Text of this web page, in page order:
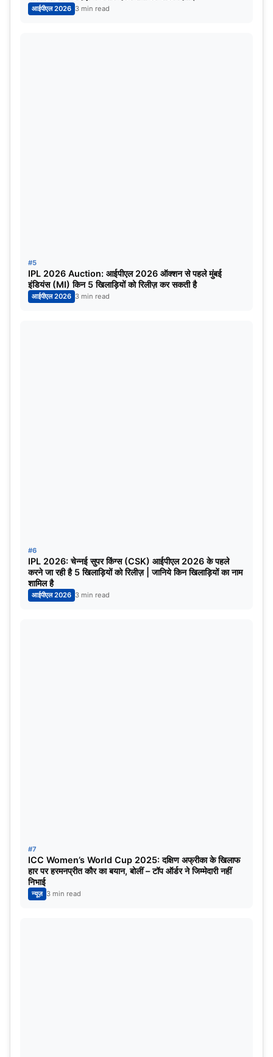
आईपीएल 2026 3 min read
#5
IPL 2026 Auction: आईपीएल 2026 ऑक्शन से पहले मुंबई
इंडियंस (MI) किन 5 खिलाड़ियों को रिलीज़ कर सकती है
आईपीएल 2026 3 min read
#6
IPL 2026: चेन्नई सुपर किंग्स (CSK) आईपीएल 2026 के पहले
करने जा रही है 5 खिलाड़ियों को रिलीज़ | जानिये किन खिलाड़ियों का नाम
शामिल है
आईपीएल 2026 3 min read
#7
ICC Women’s World Cup 2025: दक्षिण अफ्रीका के खिलाफ
हार पर हरमनप्रीत कौर का बयान, बोलीं – टॉप ऑर्डर ने जिम्मेदारी नहीं
निभाई
न्यूज़ 3 min read